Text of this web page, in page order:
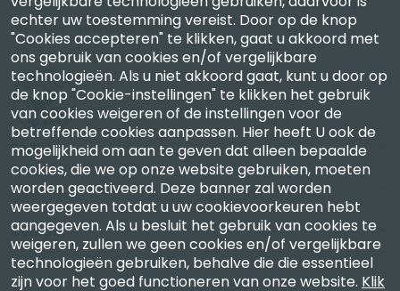
kalibratie, certificering en reparatie van hoogwaardige
precisiemeetinstrumenten.
Bedrijf
Account
Contact
echter uw toestemming vereist. Door op de knop
"Cookies accepteren" te klikken, gaat u akkoord met
ons gebruik van cookies en/of vergelijkbare
technologieën. Als u niet akkoord gaat, kunt u door op
de knop "Cookie-instellingen" te klikken het gebruik
van cookies weigeren of de instellingen voor de
betreffende cookies aanpassen. Hier heeft U ook de
mogelijkheid om aan te geven dat alleen bepaalde
cookies, die we op onze website gebruiken, moeten
worden geactiveerd. Deze banner zal worden
weergegeven totdat u uw cookievoorkeuren hebt
aangegeven. Als u besluit het gebruik van cookies te
weigeren, zullen we geen cookies en/of vergelijkbare
technologieën gebruiken, behalve die die essentieel
zijn voor het goed functioneren van onze website. Klik